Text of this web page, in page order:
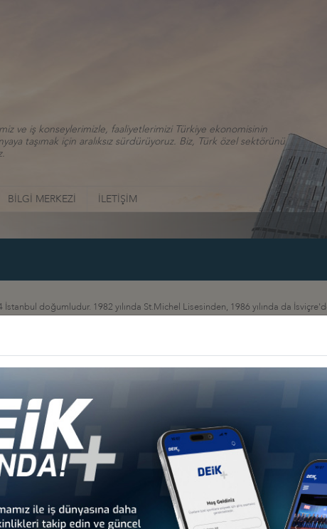
ve iş konseylerimizle, faaliyetlerimizi Türkiye ekonomisinin
taşımak için aralıksız sürdürüyoruz. Biz, Türk özel sektörünü
BİLGİ MERKEZİ İLETİŞİM
İstanbul doğumludur. 1982 yılında St.Michel Lisesinden, 1986 yılında da
bitirdikten sonra; İsviçre'de ve USA'da çeşitli otellerde çalışmıştır. İngilizce ve
hayatına 1986 yılında Narin Pazarlama İhr.İth.A.Ş.'de başlamıştır. 1989 yılında
A.Ş. ve Marmaris Martı Otel İşletmeleri A.Ş. ‘de Yönetim Kurulu Üyeliği,
A.Ş. Yönetim Kurulu Başkanı
Yatırım Ortaklığı A.Ş. Yönetim Kurulu Üyesi
A.Ş. Yönetim Kurulu Başkanı
Otizm Erken Tanı ve Eğitim Vakfı Kurucu Üye–Yönetim Kurulu Üyesi
ve Dernekler :
Yardımcısı